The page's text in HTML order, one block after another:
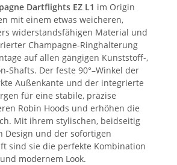
Dartflights EZ L1 im Origin
mit einem etwas weicheren,
widerstandsfähigen Material und
Champagne-Ringhalterung
auf allen gängigen Kunststoff-,
Shafts. Der feste 90°–Winkel der
Außenkante und der integrierte
für eine stabile, präzise
Robin Hoods und erhöhen die
Mit ihrem stylischen, beidseitig
Design und der sofortigen
sind sie die perfekte Kombination
modernem Look.